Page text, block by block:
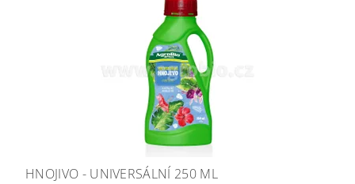
HNOJIVO - UNIVERSÁLNÍ 250 ML